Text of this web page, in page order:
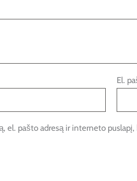
El.
el. pašto adresą ir interneto